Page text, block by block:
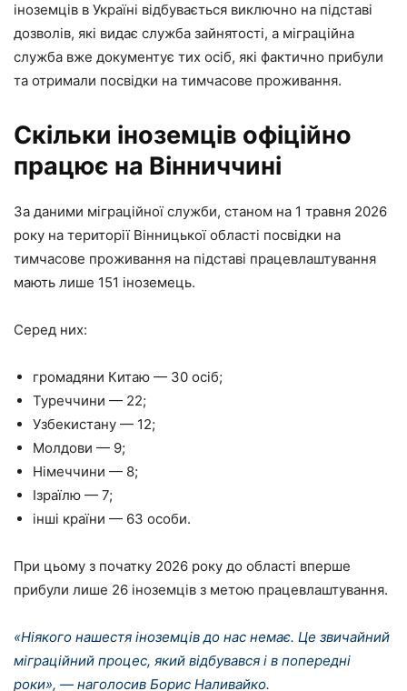
іноземців в Україні відбувається виключно на підставі
дозволів, які видає служба зайнятості, а міграційна
служба вже документує тих осіб, які фактично прибули
та отримали посвідки на тимчасове проживання.
Скільки іноземців офіційно
працює на Вінниччині
За даними міграційної служби, станом на 1 травня 2026
року на території Вінницької області посвідки на
тимчасове проживання на підставі працевлаштування
мають лише 151 іноземець.
Серед них:
громадяни Китаю — 30 осіб;
Туреччини — 22;
Узбекистану — 12;
Молдови — 9;
Німеччини — 8;
Ізраїлю — 7;
інші країни — 63 особи.
При цьому з початку 2026 року до області вперше
прибули лише 26 іноземців з метою працевлаштування.
«Ніякого нашестя іноземців до нас немає. Це звичайний
міграційний процес, який відбувався і в попередні
роки», — наголосив Борис Наливайко.